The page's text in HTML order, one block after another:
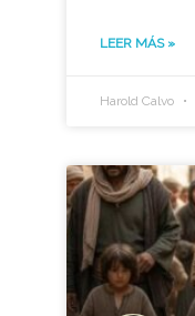
LEER MÁS »
Harold Calvo